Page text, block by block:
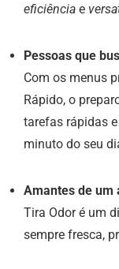
eficiência e
Pessoas que
Com os menus
Rápido, o
tarefas rápidas
minuto do seu
Amantes de um
Tira Odor é um
sempre fresca,